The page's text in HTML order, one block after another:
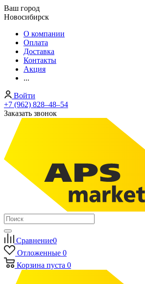
Ваш город
Новосибирск
О компании
Оплата
Доставка
Контакты
Акция
...
Войти
+7 (962) 828‒48‒54
Заказать звонок
Сравнение0
Отложенные 0
Корзина пуста 0